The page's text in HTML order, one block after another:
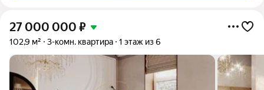
27 000 000 ₽
102,9 м² 3-комн. квартира 1 этаж из 6